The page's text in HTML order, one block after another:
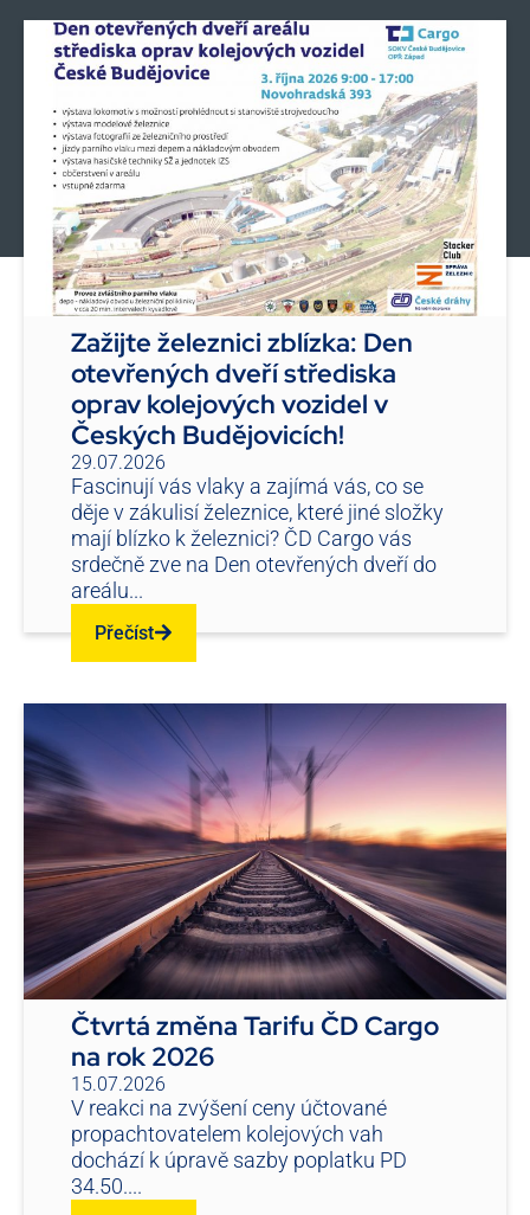
Zažijte železnici zblízka: Den
otevřených dveří střediska
oprav kolejových vozidel v
Českých Budějovicích!
29.07.2026
Fascinují vás vlaky a zajímá vás, co se
děje v zákulisí železnice, které jiné složky
mají blízko k železnici? ČD Cargo vás
srdečně zve na Den otevřených dveří do
areálu...
Přečíst
Čtvrtá změna Tarifu ČD Cargo
na rok 2026
15.07.2026
V reakci na zvýšení ceny účtované
propachtovatelem kolejových vah
dochází k úpravě sazby poplatku PD
34.50....